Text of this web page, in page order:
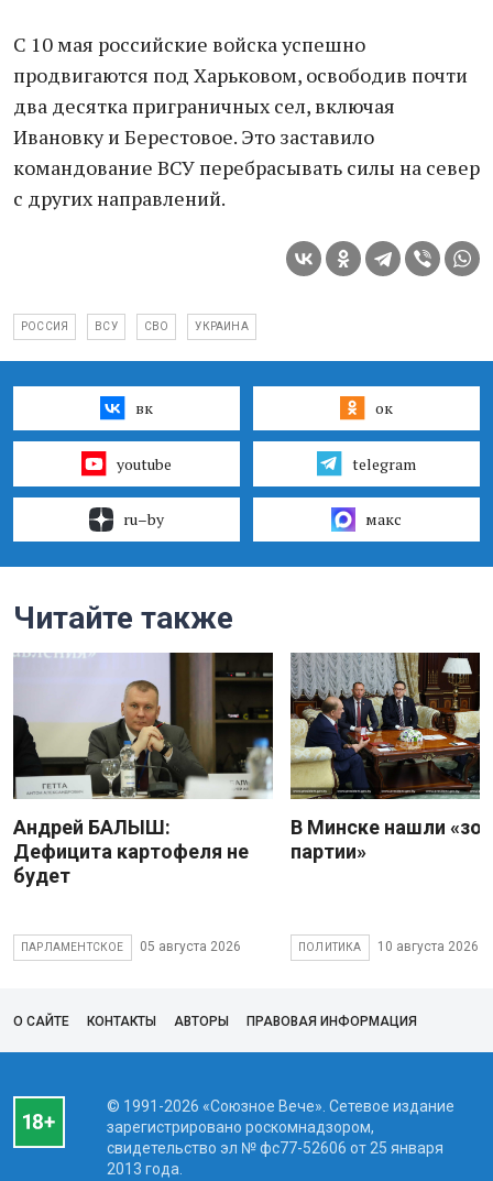
С 10 мая российские войска успешно
продвигаются под Харьковом, освободив почти
два десятка приграничных сел, включая
Ивановку и Берестовое. Это заставило
командование ВСУ перебрасывать силы на север
с других направлений.
РОССИЯ ВСУ СВО УКРАИНА
вк ок
youtube telegram
ru–by макс
Читайте также
Андрей БАЛЫШ:
Дефицита картофеля не
будет
ПАРЛАМЕНТСКОЕ 05 августа 2026
В Минске нашли
партии»
ПОЛИТИКА 10 августа 2026
О САЙТЕ КОНТАКТЫ АВТОРЫ ПРАВОВАЯ ИНФОРМАЦИЯ
© 1991-2026 «Союзное Вече». Сетевое издание
зарегистрировано роскомнадзором,
свидетельство эл № фc77-52606 от 25 января
2013 года.